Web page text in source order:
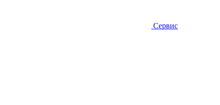
Сервис